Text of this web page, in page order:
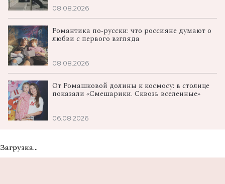
08.08.2026
Романтика по‑русски: что россияне думают о
любви с первого взгляда
08.08.2026
От Ромашковой долины к космосу: в столице
показали «Смешарики. Сквозь вселенные»
06.08.2026
Загрузка...